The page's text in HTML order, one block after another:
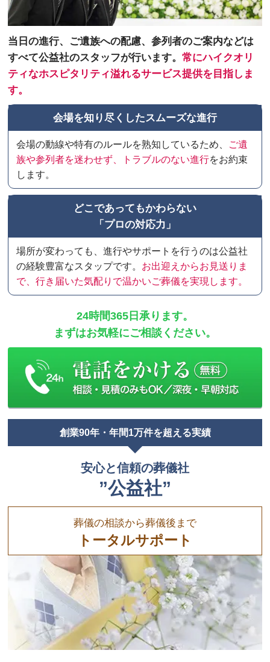
当日の進行、ご遺族への配慮、参列者のご案内などは
すべて公益社のスタッフが行います。常にハイクオリ
ティなホスピタリティ溢れるサービス提供を目指しま
す。
会場を知り尽くしたスムーズな進行
会場の動線や特有のルールを熟知しているため、
ご遺
族や参列者を迷わせず、トラブルのない進行をお約束
します。
どこであってもかわらない
「プロの対応力」
場所が変わっても、進行やサポートを行うのは公益社
の経験豊富なスタップです。 お出迎えからお見送りま
で、行き届いた気配りで温かいご葬儀を実現します。
24時間365日承ります。
まずはお気軽にご相談ください。
創業90年・年間1万件を超える実績
安心と信頼の葬儀社
”公益社”
葬儀の相談から葬儀後まで
トータルサポート